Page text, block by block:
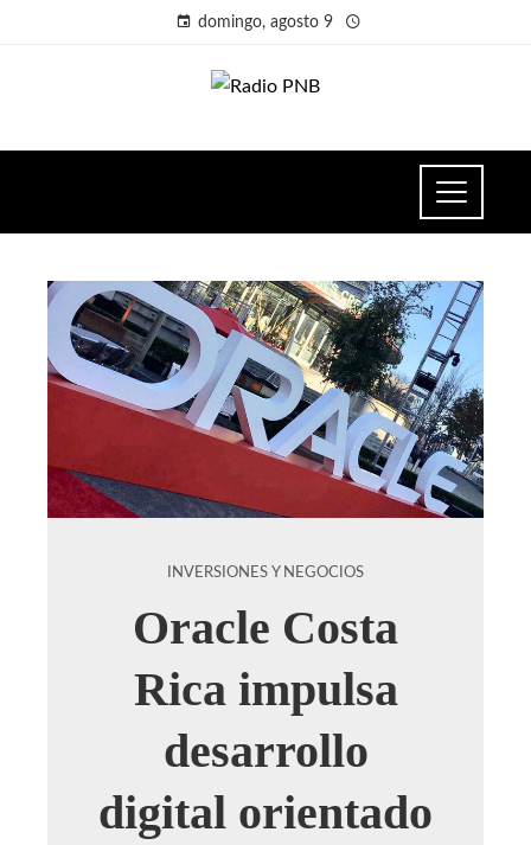
domingo, agosto 9
INVERSIONES Y NEGOCIOS
Oracle Costa
Rica impulsa
desarrollo
digital orientado